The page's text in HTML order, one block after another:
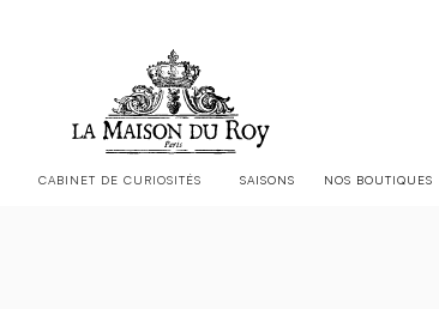
CABINET DE CURIOSITÉS SAISONS NOS BOUTIQUES